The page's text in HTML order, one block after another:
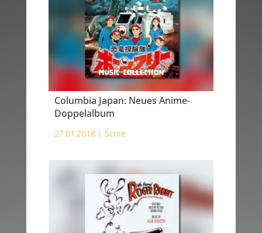
Columbia Japan: Neues Anime-
Doppelalbum
27.01.2018 | Score